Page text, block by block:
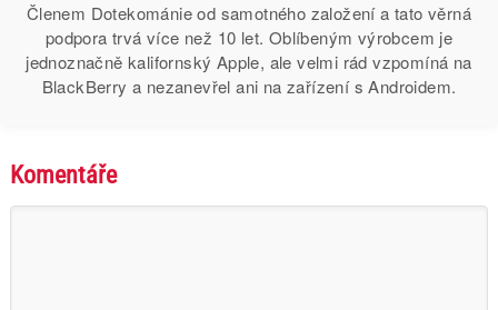
Členem Dotekománie od samotného založení a tato věrná
podpora trvá více než 10 let. Oblíbeným výrobcem je
jednoznačně kalifornský Apple, ale velmi rád vzpomíná na
BlackBerry a nezanevřel ani na zařízení s Androidem.
Komentáře